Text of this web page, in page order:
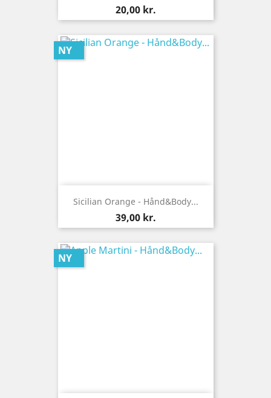
Pris
20,00 kr.
Sicilian Orange - Hånd&Body...
Pris
39,00 kr.
NY
NY